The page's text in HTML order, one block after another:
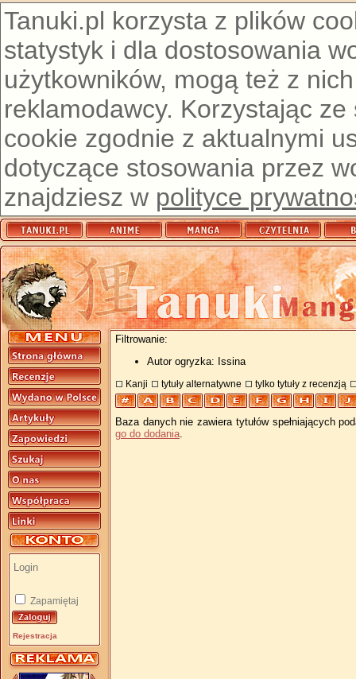
Tanuki.pl korzysta z plików
statystyk i dla dostosowania
użytkowników, mogą też z
reklamodawcy. Korzystając
cookie zgodnie z aktualnymi
dotyczące stosowania przez
znajdziesz w polityce
Zapamiętaj
Rejestracja
Filtrowanie:
Autor ogryzka: Issina
Kanji tytuły alternatywne tylko tytuły z recenzją
Baza danych nie zawiera tytułów spełniających
go do dodania.